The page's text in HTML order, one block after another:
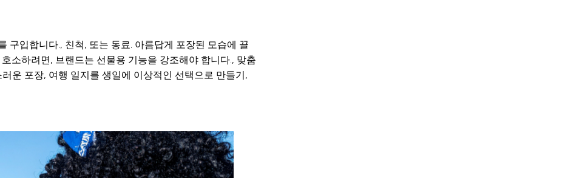
구입합니다., 친척, 또는 동료. 아름답게 포장된 모습에 끌
소하려면, 브랜드는 선물용 기능을 강조해야 합니다., 맞춤
운 포장, 여행 일지를 생일에 이상적인 선택으로 만들기,